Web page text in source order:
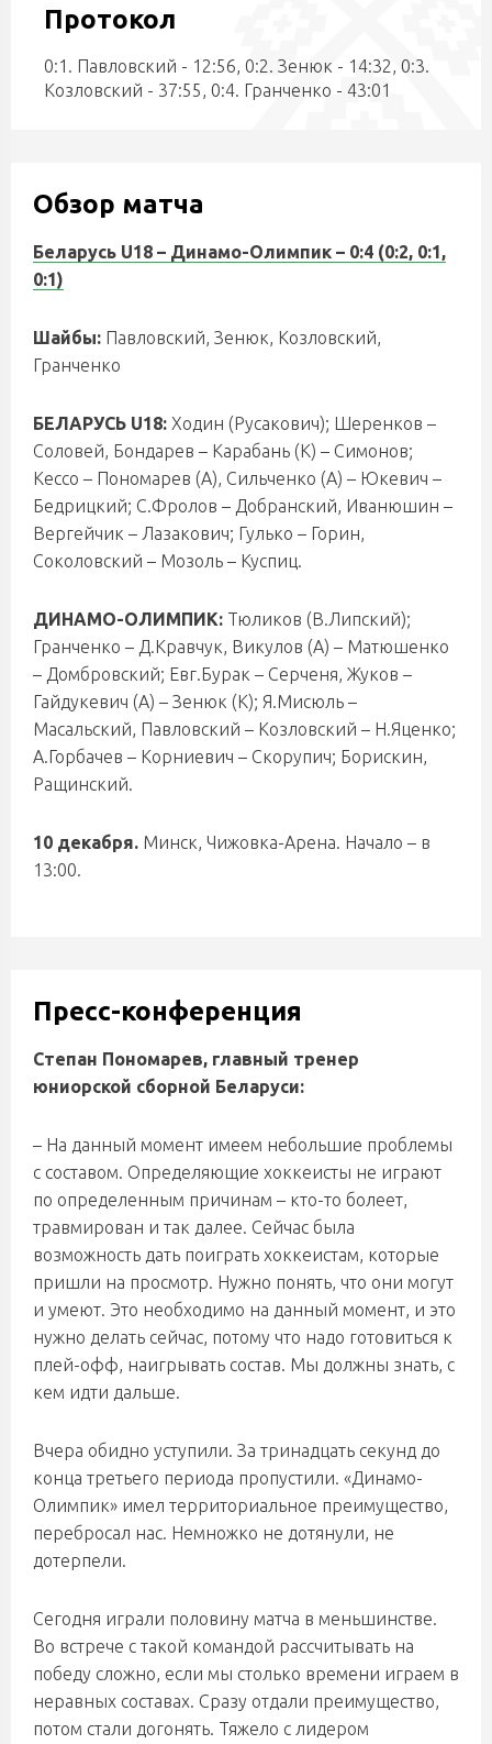
Протокол
0:1. Павловский - 12:56, 0:2. Зенюк - 14:32, 0:3.
Козловский - 37:55, 0:4. Гранченко - 43:01
Обзор матча
Беларусь U18 – Динамо-Олимпик – 0:4 (0:2, 0:1,
0:1)
Шайбы: Павловский, Зенюк, Козловский,
Гранченко
БЕЛАРУСЬ U18: Ходин (Русакович); Шеренков –
Соловей, Бондарев – Карабань (К) – Симонов;
Кессо – Пономарев (А), Сильченко (А) – Юкевич –
Бедрицкий; С.Фролов – Добранский, Иванюшин –
Вергейчик – Лазакович; Гулько – Горин,
Соколовский – Мозоль – Куспиц.
ДИНАМО-ОЛИМПИК: Тюликов (В.Липский);
Гранченко – Д.Кравчук, Викулов (А) – Матюшенко
– Домбровский; Евг.Бурак – Серченя, Жуков –
Гайдукевич (А) – Зенюк (К); Я.Мисюль –
Масальский, Павловский – Козловский – Н.Яценко;
А.Горбачев – Корниевич – Скорупич; Борискин,
Ращинский.
10 декабря. Минск, Чижовка-Арена. Начало – в
13:00.
Пресс-конференция
Степан Пономарев, главный тренер
юниорской сборной Беларуси:
– На данный момент имеем небольшие проблемы
с составом. Определяющие хоккеисты не играют
по определенным причинам – кто-то болеет,
травмирован и так далее. Сейчас была
возможность дать поиграть хоккеистам, которые
пришли на просмотр. Нужно понять, что они могут
и умеют. Это необходимо на данный момент, и это
нужно делать сейчас, потому что надо готовиться к
плей-офф, наигрывать состав. Мы должны знать, с
кем идти дальше.
Вчера обидно уступили. За тринадцать секунд до
конца третьего периода пропустили. «Динамо-
Олимпик» имел территориальное преимущество,
перебросал нас. Немножко не дотянули, не
дотерпели.
Сегодня играли половину матча в меньшинстве.
Во встрече с такой командой рассчитывать на
победу сложно, если мы столько времени играем в
неравных составах. Сразу отдали преимущество,
потом стали догонять. Тяжело с лидером